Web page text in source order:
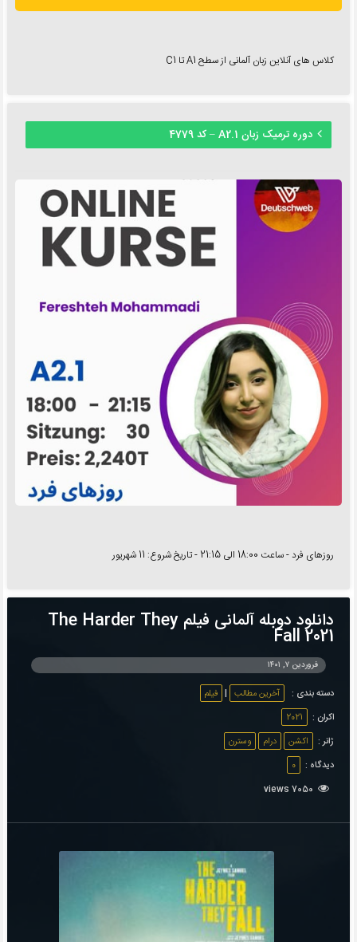
کلاس های آنلاین زبان آلمانی از سطح A1 تا C1
دوره ترمیک زبان A2.1 – کد 4779
روزهای فرد - ساعت 18:00 الی 21:15 - تاریخ شروع: 11 شهریور
دانلود دوبله آلمانی فیلم The Harder They
Fall 2021
فروردین ۷, ۱۴۰۱
دسته بندی : آخرین مطالب | فیلم
اکران :
2021
ژانر :
اکشن درام
وسترن
دیدگاه :
0
7050 views